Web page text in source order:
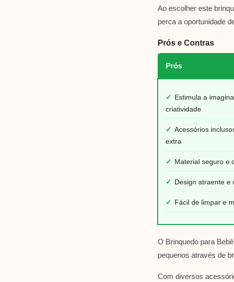
Ao escolher este
perca a oportunidade
Prós e Contras
Prós
✓ Estimula a
criatividade
✓ Acessórios
extra
✓ Material seguro e
✓ Design atraente e
✓ Fácil de limpar e
O Brinquedo para
pequenos através de
Com diversos